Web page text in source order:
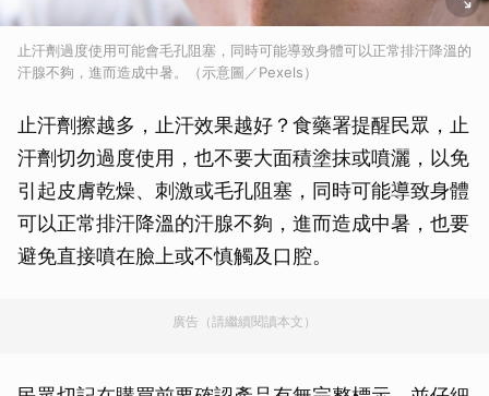
止汗劑過度使用可能會毛孔阻塞，同時可能導致身體可以正常排汗降溫的
汗腺不夠，進而造成中暑。（示意圖／Pexels）
止汗劑擦越多，止汗效果越好？食藥署提醒民眾，止
汗劑切勿過度使用，也不要大面積塗抹或噴灑，以免
引起皮膚乾燥、刺激或毛孔阻塞，同時可能導致身體
可以正常排汗降溫的汗腺不夠，進而造成中暑，也要
避免直接噴在臉上或不慎觸及口腔。
廣告（請繼續閱讀本文）